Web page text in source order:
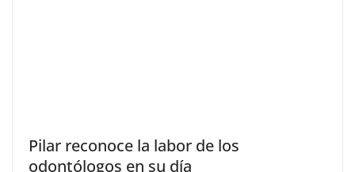
Pilar reconoce la labor de los
odontólogos en su día